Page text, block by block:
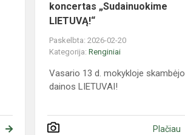
koncertas „Sudainuokime
LIETUVĄ!“
Paskelbta: 2026-02-20
Kategorija:Renginiai
Vasario 13 d. mokykloje skambėjo
dainos LIETUVAI!
Plačiau